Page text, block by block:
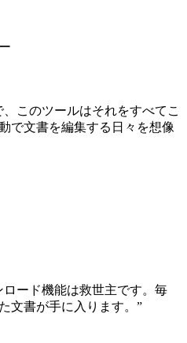
このツールはそれをすべてこ
で文書を編集する日々を想像
ード機能は救世主です。毎
文書が手に入ります。 ”